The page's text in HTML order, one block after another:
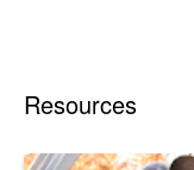
Resources